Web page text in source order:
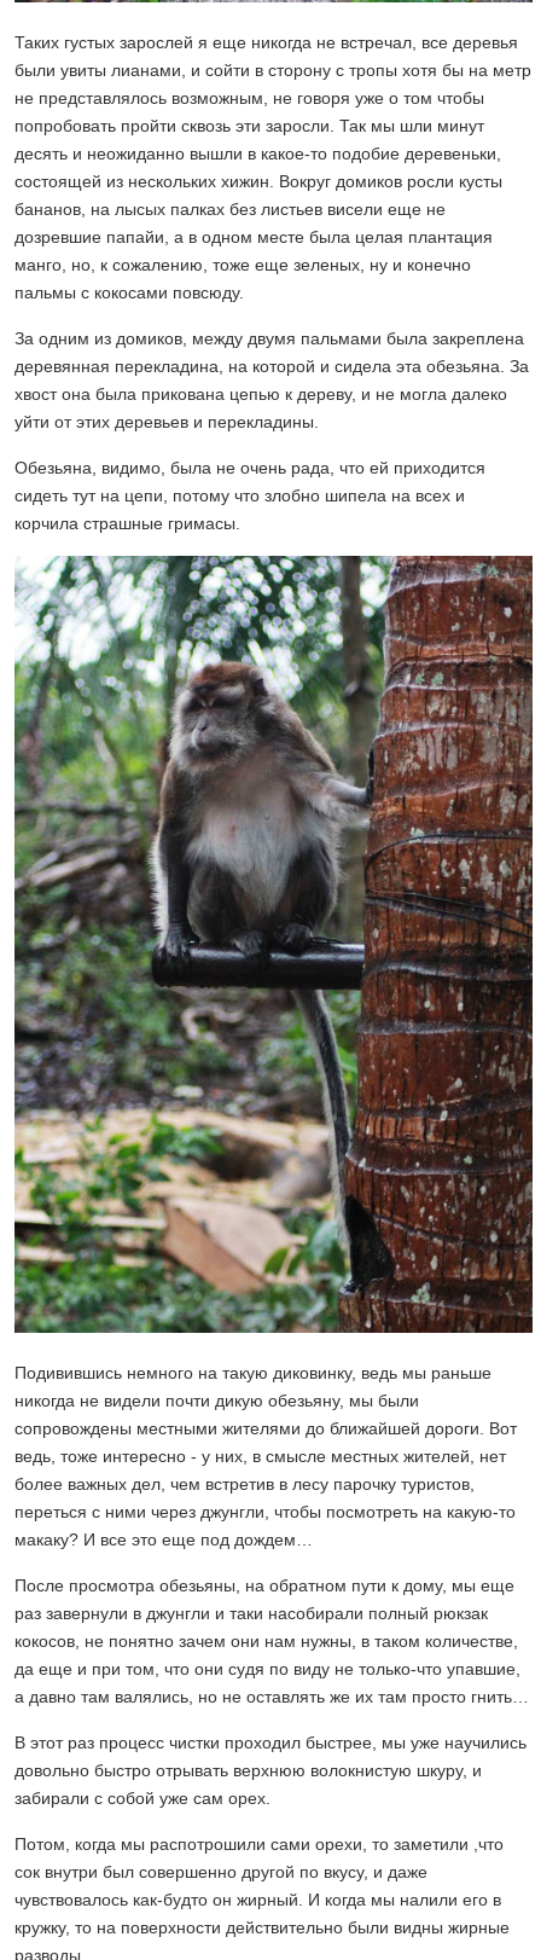
Таких густых зарослей я еще никогда не встречал, все деревья
были увиты лианами, и сойти в сторону с тропы хотя бы на метр
не представлялось возможным, не говоря уже о том чтобы
попробовать пройти сквозь эти заросли. Так мы шли минут
десять и неожиданно вышли в какое-то подобие деревеньки,
состоящей из нескольких хижин. Вокруг домиков росли кусты
бананов, на лысых палках без листьев висели еще не
дозревшие папайи, а в одном месте была целая плантация
манго, но, к сожалению, тоже еще зеленых, ну и конечно
пальмы с кокосами повсюду.
За одним из домиков, между двумя пальмами была закреплена
деревянная перекладина, на которой и сидела эта обезьяна. За
хвост она была прикована цепью к дереву, и не могла далеко
уйти от этих деревьев и перекладины.
Обезьяна, видимо, была не очень рада, что ей приходится
сидеть тут на цепи, потому что злобно шипела на всех и
корчила страшные гримасы.
Подивившись немного на такую диковинку, ведь мы раньше
никогда не видели почти дикую обезьяну, мы были
сопровождены местными жителями до ближайшей дороги. Вот
ведь, тоже интересно - у них, в смысле местных жителей, нет
более важных дел, чем встретив в лесу парочку туристов,
переться с ними через джунгли, чтобы посмотреть на какую-то
макаку? И все это еще под дождем…
После просмотра обезьяны, на обратном пути к дому, мы еще
раз завернули в джунгли и таки насобирали полный рюкзак
кокосов, не понятно зачем они нам нужны, в таком количестве,
да еще и при том, что они судя по виду не только-что упавшие,
а давно там валялись, но не оставлять же их там просто гнить…
В этот раз процесс чистки проходил быстрее, мы уже научились
довольно быстро отрывать верхнюю волокнистую шкуру, и
забирали с собой уже сам орех.
Потом, когда мы распотрошили сами орехи, то заметили ,что
сок внутри был совершенно другой по вкусу, и даже
чувствовалось как-будто он жирный. И когда мы налили его в
кружку, то на поверхности действительно были видны жирные
разводы.